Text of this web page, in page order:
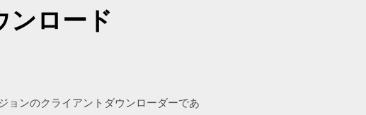
ンロード
ョンのクライアントダウンローダーであ